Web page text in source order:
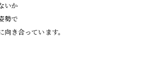
いか
勢で
き合っています。